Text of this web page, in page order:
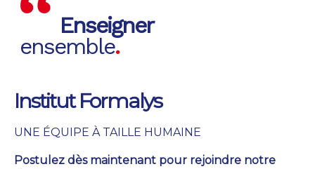
Enseigner
ensemble.
Institut Formalys
UNE ÉQUIPE À TAILLE HUMAINE
Postulez dès maintenant pour rejoindre notre